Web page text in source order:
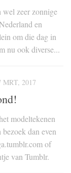
wel zeer zonnige
en
om die dag in
nu ook diverse...
MRT, 2017
modeltekenen
dan even
of
van Tumblr.